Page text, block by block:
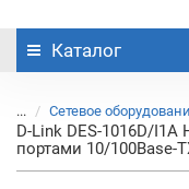
Каталог
... Сетевое
D-Link DES-1016D/
портами 10/100Base-